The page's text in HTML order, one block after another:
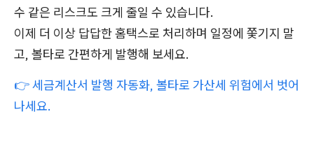
수 같은 리스크도 크게 줄일 수 있습니다.
이제 더 이상 답답한 홈택스로 처리하며 일정에 쫓기지 말
고, 볼타로 간편하게 발행해 보세요.
👉 세금계산서 발행 자동화, 볼타로 가산세 위험에서 벗어
나세요.